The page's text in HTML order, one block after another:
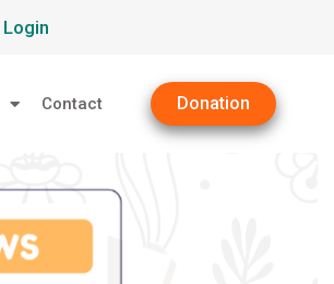
Login
Contact Donation